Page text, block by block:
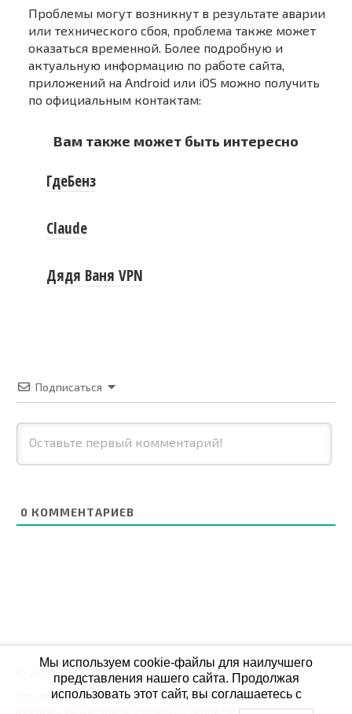
Проблемы могут возникнут в результате аварии
или технического сбоя, проблема также может
оказаться временной. Более подробную и
актуальную информацию по работе сайта,
приложений на Android или iOS можно получить
по официальным контактам:
Вам также может быть интересно
ГдеБенз
Claude
Дядя Ваня VPN
Подписаться
0 КОММЕНТАРИЕВ
© 2026 СБОЙ.РФ
При использовании данных мониторинга на своих
ресурах, обязательна активная ссылка на Сбой.рф
Мы используем cookie-файлы для наилучшего
представления нашего сайта. Продолжая
использовать этот сайт, вы соглашаетесь с